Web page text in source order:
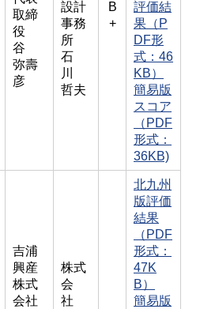
取締
役
谷
弥壽
彦
設計
事務
所
石
川
哲夫
B
+
評価結
果（P
DF形
式：46
KB）
簡易版
スコア
（PDF
形式：
36KB)
吉浦
興産
株式
会社
株式
会
社
北九州
版評価
結果
（PDF
形式：
47K
B）
簡易版